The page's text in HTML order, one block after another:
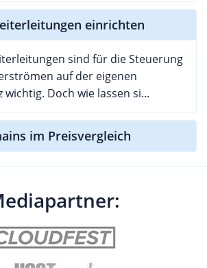
einrichten
sind für die Steuerung
auf der eigenen
wichtig. Doch wie lassen si...
im Preisvergleich